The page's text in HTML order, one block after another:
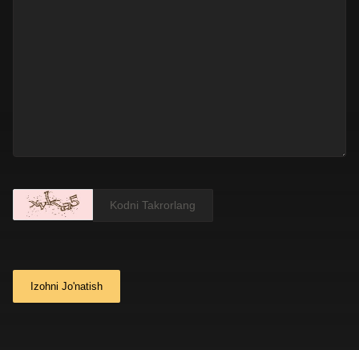
Izohni Jo'natish